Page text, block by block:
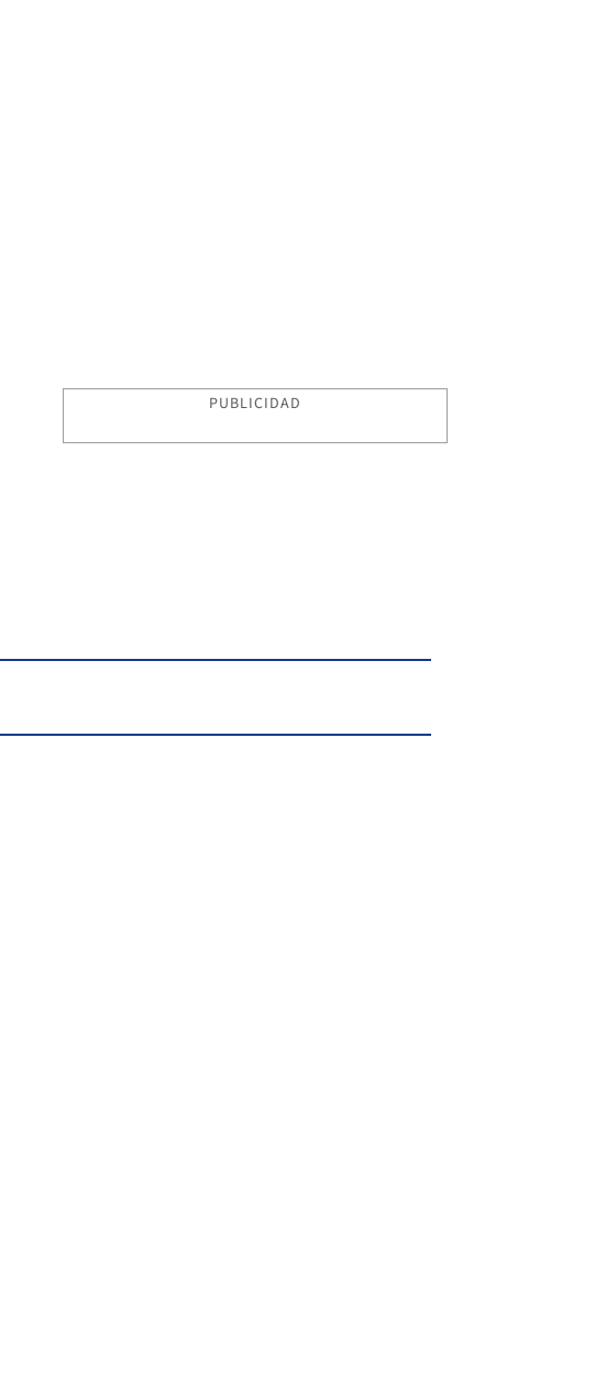
PUBLICIDAD